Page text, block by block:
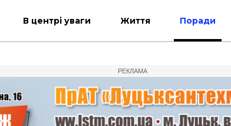
В центрі уваги Життя Поради
РЕКЛАМА